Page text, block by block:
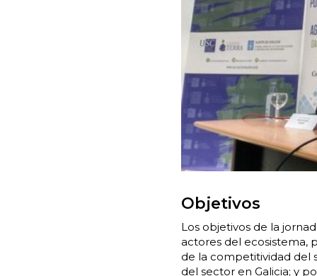
Objetivos
Los objetivos de la
actores del ecosistema,
de la competitividad del
del sector en Galicia; y